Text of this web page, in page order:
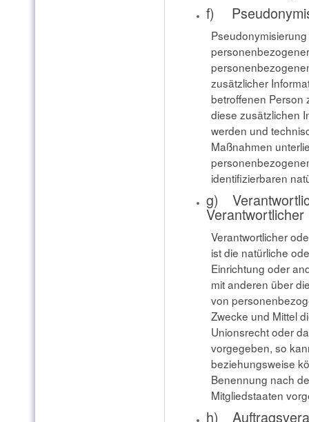
f)
zusätzlicher
betroffenen Person
diese zusätzlichen
werden und
Maßnahmen
identifizierbaren
g)
Verantwortlicher
Verantwortlicher
ist die natürliche
Einrichtung oder
mit anderen über
von
Zwecke und Mittel
Unionsrecht oder
vorgegeben, so
beziehungsweise
Benennung nach
Mitgliedstaaten
h)